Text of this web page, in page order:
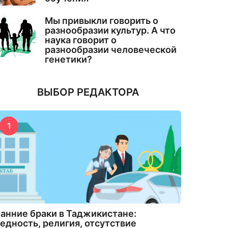
Мы привыкли говорить о
разнообразии культур. А что
наука говорит о
разнообразии человеческой
генетики?
ВЫБОР РЕДАКТОРА
1
браки в Таджикистане:
религия, отсутствие